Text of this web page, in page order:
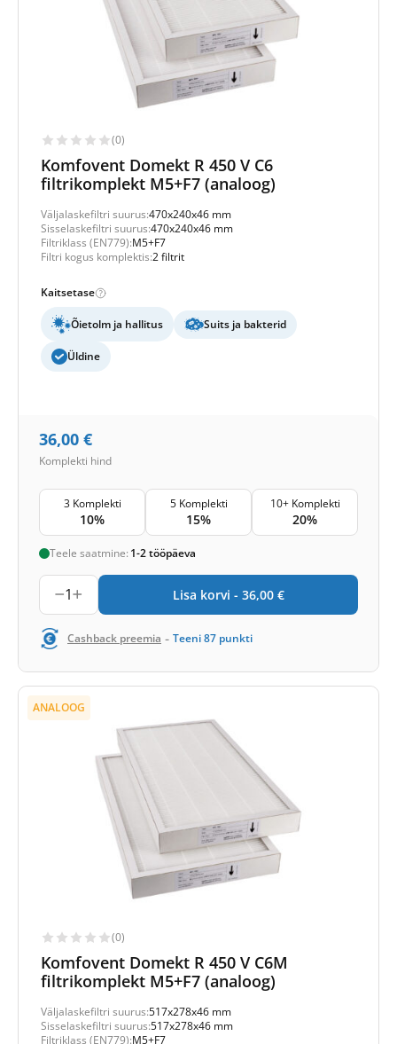
(0)
Komfovent Domekt R 450 V C6
filtrikomplekt M5+F7 (analoog)
Väljalaskefiltri suurus:470x240x46 mm
Sisselaskefiltri suurus:470x240x46 mm
Filtriklass (EN779):M5+F7
Filtri kogus komplektis:2 filtrit
Kaitsetase
Õietolm ja hallitus Suits ja bakterid
Üldine
36,00 €
Komplekti hind
3 Komplekti
10%
5 Komplekti
15%
10+ Komplekti
20%
Teele saatmine: 1-2 tööpäeva
1 Lisa korvi - 36,00 €
Cashback preemia - Teeni87 punkti
ANALOOG
(0)
Komfovent Domekt R 450 V C6M
filtrikomplekt M5+F7 (analoog)
Väljalaskefiltri suurus:517x278x46 mm
Sisselaskefiltri suurus:517x278x46 mm
Filtriklass (EN779):M5+F7